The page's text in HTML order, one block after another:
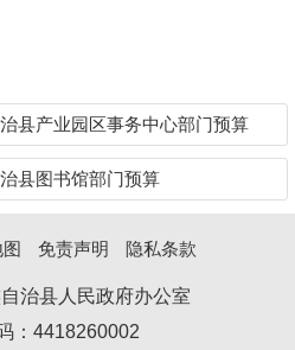
县产业园区事务中心部门预算
县图书馆部门预算
免责声明 隐私条款
治县人民政府办公室
：4418260002